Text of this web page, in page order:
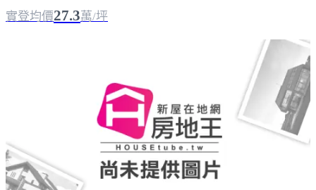
實登均價27.3萬/坪